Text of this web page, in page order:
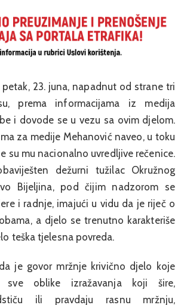
23. juna, napadnut od strane tri
prema informacijama iz medija
i dovode se u vezu sa ovim djelom.
za medije Mehanović naveo, u toku
su mu nacionalno uvredljive rečenice.
dežurni tužilac Okružnog
Bijeljina, pod čijim nadzorom se
i radnje, imajući u vidu da je riječ o
a djelo se trenutno karakteriše
teška tjelesna povreda.
je govor mržnje krivično djelo koje
sve oblike izražavanja koji šire,
ili pravdaju rasnu mržnju,